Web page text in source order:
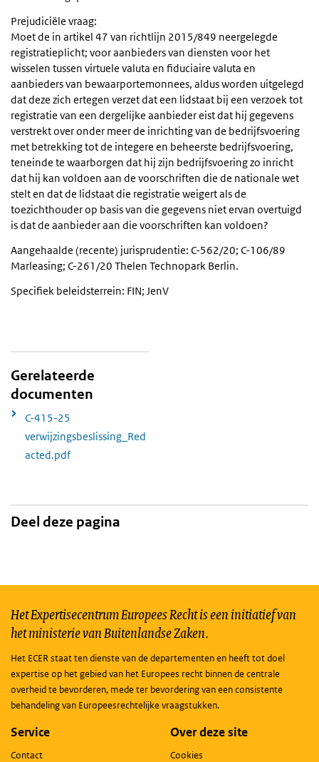
Prejudiciële vraag:
Moet de in artikel 47 van richtlijn 2015/849 neergelegde
registratieplicht; voor aanbieders van diensten voor het
wisselen tussen virtuele valuta en fiduciaire valuta en
aanbieders van bewaarportemonnees, aldus worden uitgelegd
dat deze zich ertegen verzet dat een lidstaat bij een verzoek tot
registratie van een dergelijke aanbieder eist dat hij gegevens
verstrekt over onder meer de inrichting van de bedrijfsvoering
met betrekking tot de integere en beheerste bedrijfsvoering,
teneinde te waarborgen dat hij zijn bedrijfsvoering zo inricht
dat hij kan voldoen aan de voorschriften die de nationale wet
stelt en dat de lidstaat die registratie weigert als de
toezichthouder op basis van die gegevens niet ervan overtuigd
is dat de aanbieder aan die voorschriften kan voldoen?
Aangehaalde (recente) jurisprudentie: C-562/20; C-106/89
Marleasing; C-261/20 Thelen Technopark Berlin.
Specifiek beleidsterrein: FIN; JenV
Gerelateerde
documenten
C-415-25
verwijzingsbeslissing_Red
acted.pdf
Deel deze pagina
Het Expertisecentrum Europees Recht is een initiatief van
het ministerie van Buitenlandse Zaken.
Het ECER staat ten dienste van de departementen en heeft tot doel
expertise op het gebied van het Europees recht binnen de centrale
overheid te bevorderen, mede ter bevordering van een consistente
behandeling van Europeesrechtelijke vraagstukken.
Service
Contact
Over deze site
Cookies